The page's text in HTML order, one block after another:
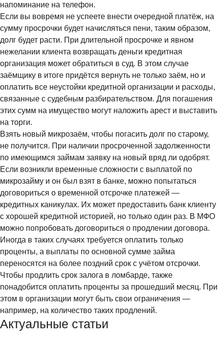
напоминание на телефон.
Если вы вовремя не успеете внести очередной платёж, на
сумму просрочки будет начисляться пени, таким образом,
долг будет расти. При длительной просрочке и явном
нежелании клиента возвращать деньги кредитная
организация может обратиться в суд. В этом случае
заёмщику в итоге придётся вернуть не только заём, но и
оплатить все неустойки кредитной организации и расходы,
связанные с судебным разбирательством. Для погашения
этих сумм на имущество могут наложить арест и выставить
на торги.
Взять новый микрозаём, чтобы погасить долг по старому,
не получится. При наличии просроченной задолженности
по имеющимся займам заявку на новый вряд ли одобрят.
Если возникли временные сложности с выплатой по
микрозайму и он был взят в банке, можно попытаться
договориться о временной отсрочке платежей —
кредитных каникулах. Их может предоставить банк клиенту
с хорошей кредитной историей, но только один раз. В МФО
можно попробовать договориться о продлении договора.
Иногда в таких случаях требуется оплатить только
проценты, а выплаты по основной сумме займа
переносятся на более поздний срок с учётом отсрочки.
Чтобы продлить срок залога в ломбарде, также
понадобится оплатить проценты за прошедший месяц. При
этом в организации могут быть свои ограничения —
например, на количество таких продлений.
Актуальные статьи